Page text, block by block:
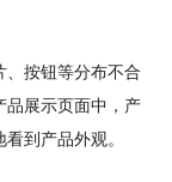
按钮等分布不合
品展示页面中，产
到产品外观。